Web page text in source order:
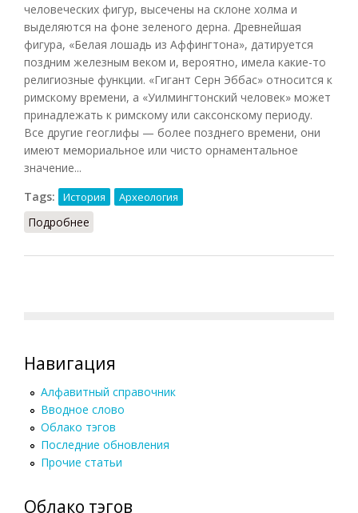
человеческих фигур, высечены на склоне холма и
выделяются на фоне зеленого дерна. Древнейшая
фигура, «Белая лошадь из Аффингтона», датируется
поздним железным веком и, вероятно, имела какие-то
религиозные функции. «Гигант Серн Эббас» относится к
римскому времени, а «Уилмингтонский человек» может
принадлежать к римскому или саксонскому периоду.
Все другие геоглифы — более позднего времени, они
имеют мемориальное или чисто орнаментальное
значение...
Tags:
История Археология
Подробнее
Навигация
Алфавитный справочник
Вводное слово
Облако тэгов
Последние обновления
Прочие статьи
Облако тэгов